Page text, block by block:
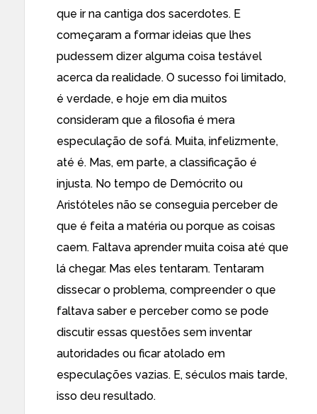
que ir na cantiga dos sacerdotes. E
começaram a formar ideias que lhes
pudessem dizer alguma coisa testável
acerca da realidade. O sucesso foi limitado,
é verdade, e hoje em dia muitos
consideram que a filosofia é mera
especulação de sofá. Muita, infelizmente,
até é. Mas, em parte, a classificação é
injusta. No tempo de Demócrito ou
Aristóteles não se conseguia perceber de
que é feita a matéria ou porque as coisas
caem. Faltava aprender muita coisa até que
lá chegar. Mas eles tentaram. Tentaram
dissecar o problema, compreender o que
faltava saber e perceber como se pode
discutir essas questões sem inventar
autoridades ou ficar atolado em
especulações vazias. E, séculos mais tarde,
isso deu resultado.